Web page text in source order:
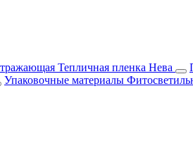
Тепличная пленка Нева
Упаковочные материалы